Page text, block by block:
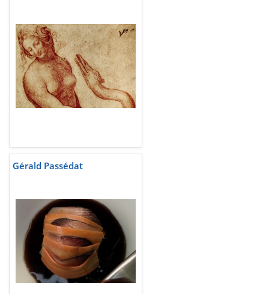
Gérald Passédat